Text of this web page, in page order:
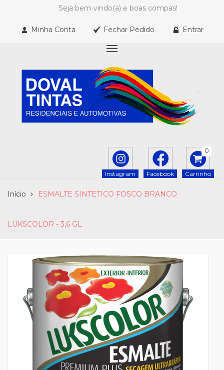
Seja bem vindo(a) e boas compas!
Minha Conta Fechar Pedido Entrar
Carrinho
0
Facebook
Instagram
Início ESMALTE SINTETICO FOSCO BRANCO
LUKSCOLOR - 3,6 GL